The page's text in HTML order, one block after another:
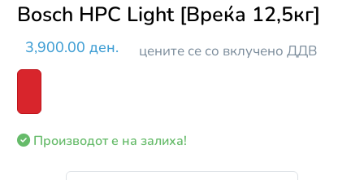
Bosch HPC Light [Вреќа 12,5кг]
3,900.00 ден. цените се со вклучено ДДВ
Производот е на залиха!